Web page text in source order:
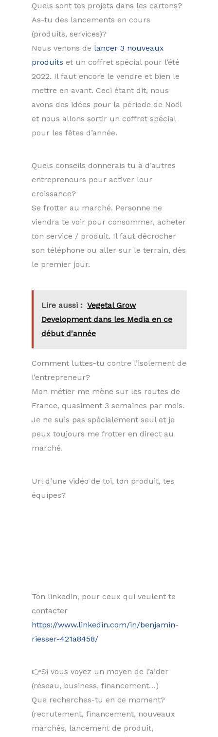
Quels sont tes projets dans les cartons?
As-tu des lancements en cours
(produits, services)?
Nous venons de lancer 3 nouveaux
produits et un coffret spécial pour l’été
2022. Il faut encore le vendre et bien le
mettre en avant. Ceci étant dit, nous
avons des idées pour la période de Noël
et nous allons sortir un coffret spécial
pour les fêtes d’année.
Quels conseils donnerais tu à d’autres
entrepreneurs pour activer leur
croissance?
Se frotter au marché. Personne ne
viendra te voir pour consommer, acheter
ton service / produit. Il faut décrocher
son téléphone ou aller sur le terrain, dès
le premier jour.
Lire aussi : Vegetal Grow
Development dans les Media en ce
début d'année
Comment luttes-tu contre l’isolement de
l’entrepreneur?
Mon métier me mène sur les routes de
France, quasiment 3 semaines par mois.
Je ne suis pas spécialement seul et je
peux toujours me frotter en direct au
marché.
Url d’une vidéo de toi, ton produit, tes
équipes?
Ton linkedin, pour ceux qui veulent te
contacter
https://www.linkedin.com/in/benjamin-
riesser-421a8458/
👉Si vous voyez un moyen de l’aider
(réseau, business, financement…)
Que recherches-tu en ce moment?
(recrutement, financement, nouveaux
marchés, lancement de produit,